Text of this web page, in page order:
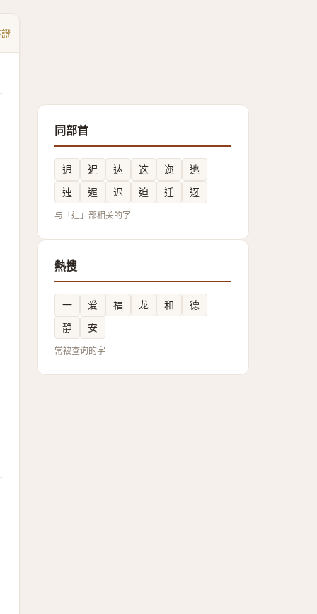
同部首
迌 迉 迏 这 迩
迆
迍
迡 迟 迫 迁 迓
与「辶」部相关的字
熱搜
一 爱 福 龙 和
德
静
安
常被查询的字